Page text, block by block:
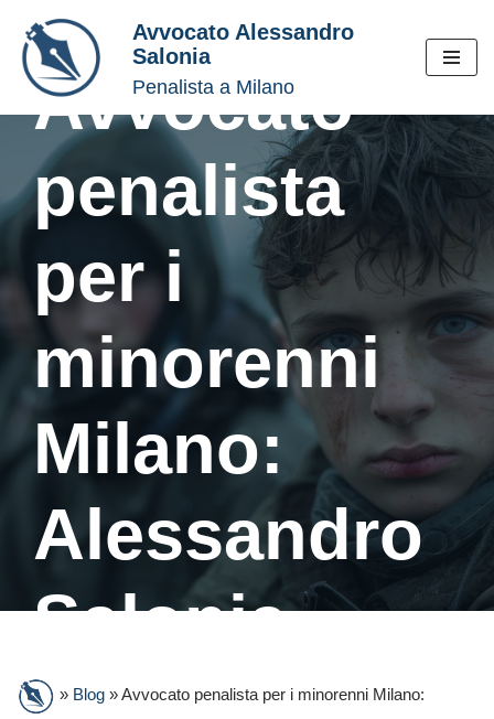
Vai
al
contenuto
Avvocato Alessandro
Salonia
Penalista a Milano
Avvocato
penalista
per i
minorenni
Milano:
Alessandro
Salonia
» Blog »Avvocato penalista per i minorenni Milano: